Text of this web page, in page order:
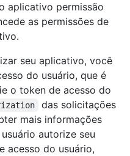
aplicativo permissão
as permissões de
seu aplicativo, você
do usuário, que é
o token de acesso do
das solicitações
mais informações
autorize seu
acesso do usuário,